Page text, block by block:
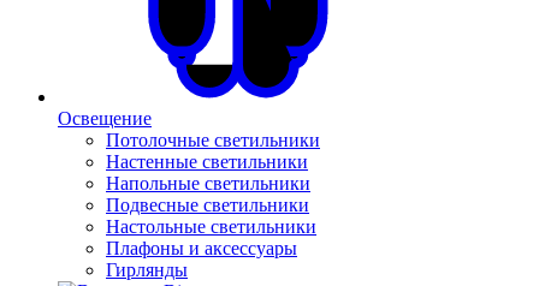
Освещение
Потолочные светильники
Настенные светильники
Напольные светильники
Подвесные светильники
Настольные светильники
Плафоны и аксессуары
Гирлянды